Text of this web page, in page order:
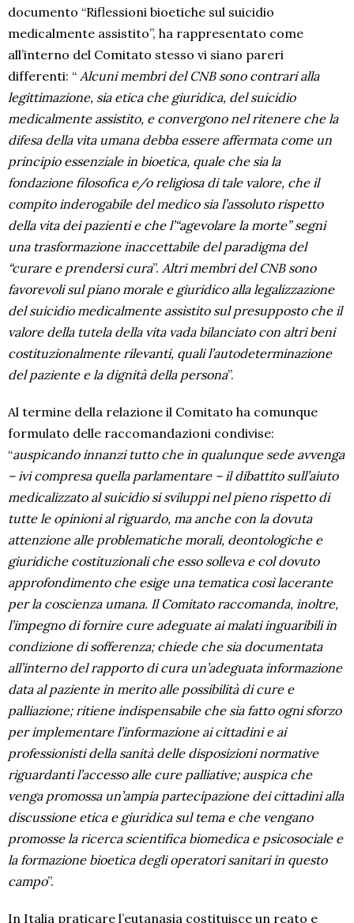
documento “Riflessioni bioetiche sul suicidio
medicalmente assistito”, ha rappresentato come
all’interno del Comitato stesso vi siano pareri
differenti: “ Alcuni membri del CNB sono contrari alla
legittimazione, sia etica che giuridica, del suicidio
medicalmente assistito, e convergono nel ritenere che la
difesa della vita umana debba essere affermata come un
principio essenziale in bioetica, quale che sia la
fondazione filosofica e/o religiosa di tale valore, che il
compito inderogabile del medico sia l’assoluto rispetto
della vita dei pazienti e che l’“agevolare la morte” segni
una trasformazione inaccettabile del paradigma del
“curare e prendersi cura”. Altri membri del CNB sono
favorevoli sul piano morale e giuridico alla legalizzazione
del suicidio medicalmente assistito sul presupposto che il
valore della tutela della vita vada bilanciato con altri beni
costituzionalmente rilevanti, quali l’autodeterminazione
del paziente e la dignità della persona”.
Al termine della relazione il Comitato ha comunque
formulato delle raccomandazioni condivise:
“auspicando innanzi tutto che in qualunque sede avvenga
– ivi compresa quella parlamentare – il dibattito sull’aiuto
medicalizzato al suicidio si sviluppi nel pieno rispetto di
tutte le opinioni al riguardo, ma anche con la dovuta
attenzione alle problematiche morali, deontologiche e
giuridiche costituzionali che esso solleva e col dovuto
approfondimento che esige una tematica così lacerante
per la coscienza umana. Il Comitato raccomanda, inoltre,
l’impegno di fornire cure adeguate ai malati inguaribili in
condizione di sofferenza; chiede che sia documentata
all’interno del rapporto di cura un’adeguata informazione
data al paziente in merito alle possibilità di cure e
palliazione; ritiene indispensabile che sia fatto ogni sforzo
per implementare l’informazione ai cittadini e ai
professionisti della sanità delle disposizioni normative
riguardanti l’accesso alle cure palliative; auspica che
venga promossa un’ampia partecipazione dei cittadini alla
discussione etica e giuridica sul tema e che vengano
promosse la ricerca scientifica biomedica e psicosociale e
la formazione bioetica degli operatori sanitari in questo
campo”.
In Italia praticare l’eutanasia costituisce un reato e